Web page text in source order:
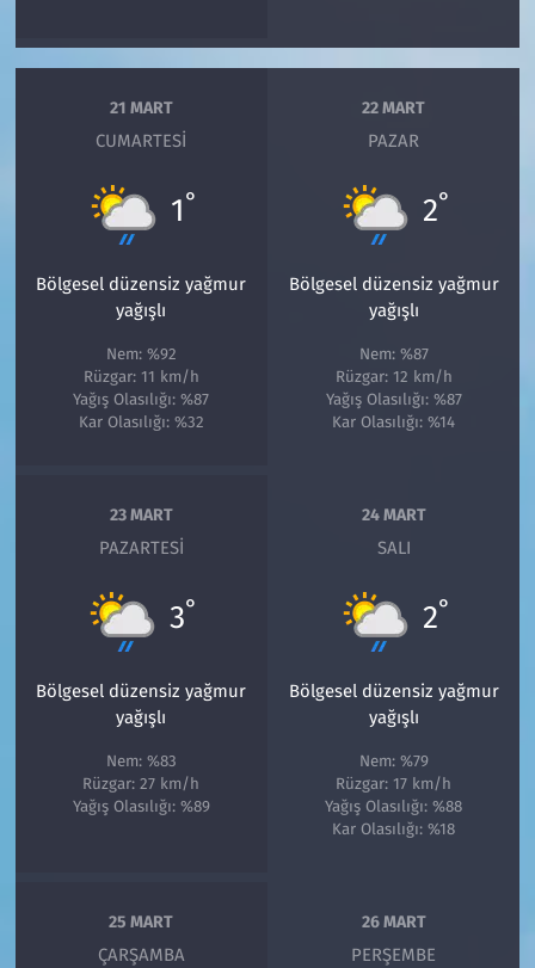
21 MART
CUMARTESI
1°
Bölgesel düzensiz yağmur
yağışlı
Nem: %92
Rüzgar: 11 km/h
Yağış Olasılığı: %87
Kar Olasılığı: %32
22 MART
PAZAR
2°
Bölgesel düzensiz yağmur
yağışlı
Nem: %87
Rüzgar: 12 km/h
Yağış Olasılığı: %87
Kar Olasılığı: %14
23 MART
PAZARTESI
3°
Bölgesel düzensiz yağmur
yağışlı
Nem: %83
Rüzgar: 27 km/h
Yağış Olasılığı: %89
24 MART
SALI
2°
Bölgesel düzensiz yağmur
yağışlı
Nem: %79
Rüzgar: 17 km/h
Yağış Olasılığı: %88
Kar Olasılığı: %18
25 MART
ÇARŞAMBA
26 MART
PERŞEMBE